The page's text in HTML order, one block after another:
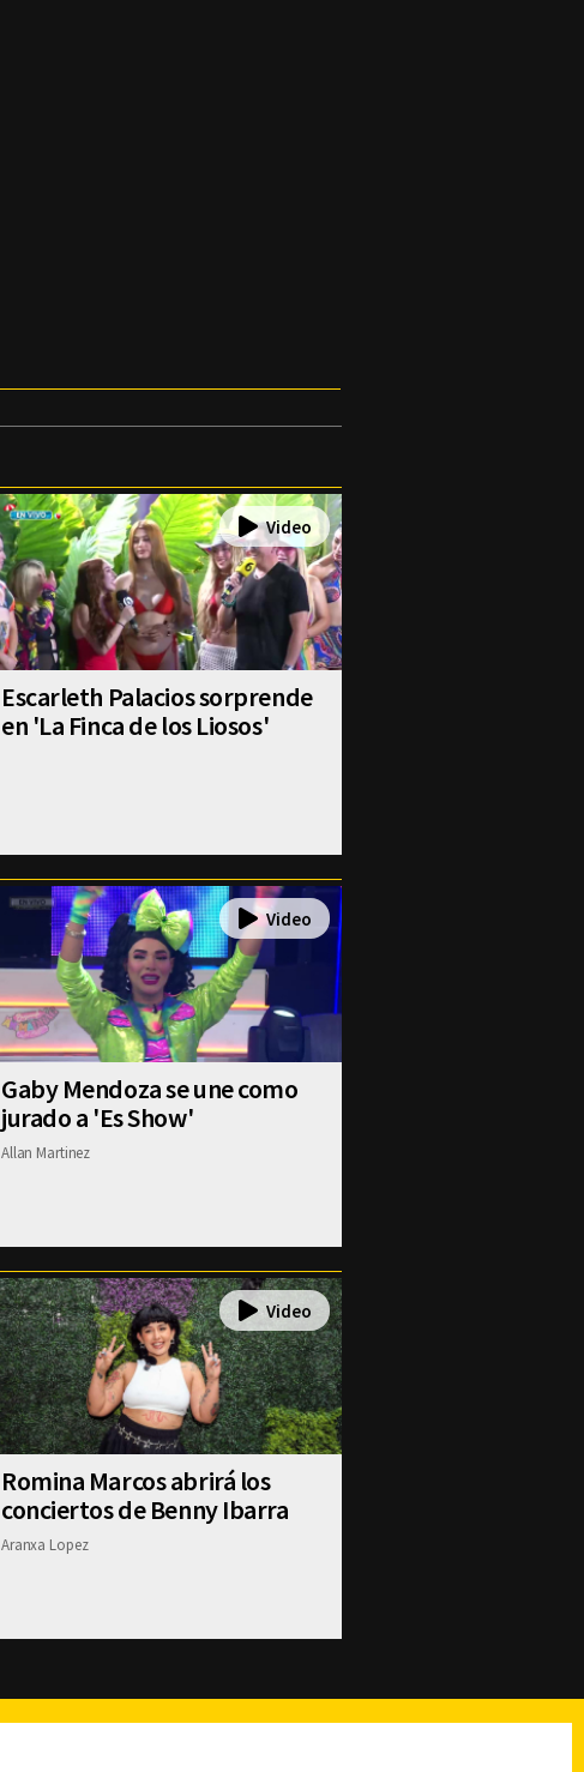
Escarleth Palacios sorprende
en 'La Finca de los Liosos'
Gaby Mendoza se une como
jurado a 'Es Show'
Allan Martinez
Romina Marcos abrirá los
conciertos de Benny Ibarra
Aranxa Lopez